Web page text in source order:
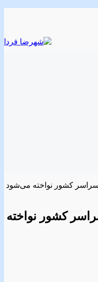
کشور نواخته می‌شود
کشور نواخته